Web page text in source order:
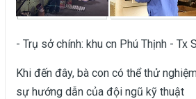
- Trụ sở chính: khu cn Phú Thịnh - Tx
Khi đến đây, bà con có thể thử
sự hướng dẫn của đội ngũ kỹ thuật